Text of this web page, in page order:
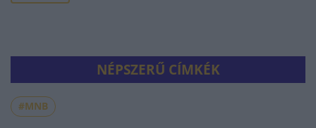
NÉPSZERŰ CÍMKÉK
#MNB